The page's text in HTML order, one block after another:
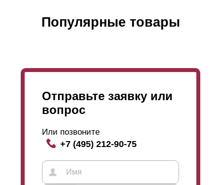
Популярные товары
Отправьте заявку или
вопрос
Или позвоните
+7 (495) 212-90-75